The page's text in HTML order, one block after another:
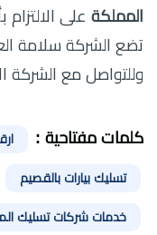
المملكة على
تضع الشركة سلامة
وللتواصل مع الشركة الاتصال
كلمات مفتاحية :
تسليك بيارات بالقصيم
خدمات شركات تسليك